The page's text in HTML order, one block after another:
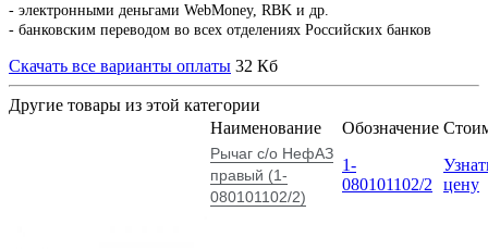
- электронными деньгами WebMoney, RBK и др.
- банковским переводом во всех отделениях Российских банков
Скачать все варианты оплаты 32 Кб
Другие товары из этой категории
Наименование
Обозначение
Рычаг с/о НефАЗ
правый (1-
080101102/2)
1-
080101102/2
цену